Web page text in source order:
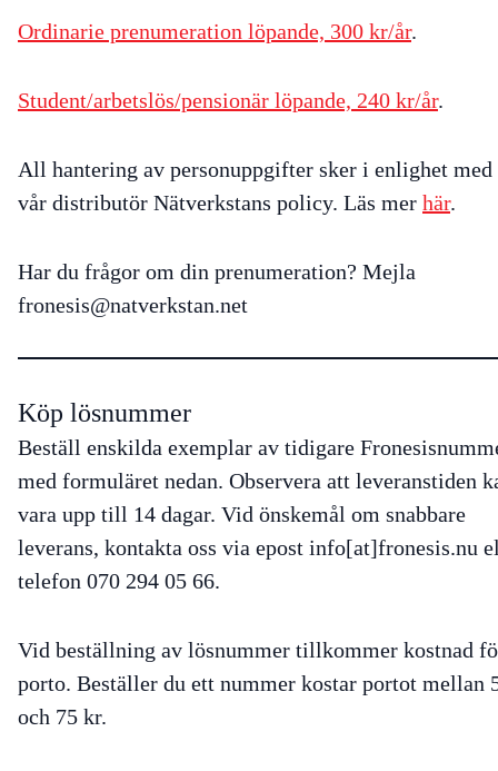
Ordinarie prenumeration löpande, 300 kr/år.
Student/arbetslös/pensionär löpande, 240 kr/år.
All hantering av personuppgifter sker i enlighet med
vår distributör Nätverkstans policy. Läs mer här.
Har du frågor om din prenumeration? Mejla
fronesis@natverkstan.net
Köp lösnummer
Beställ enskilda exemplar av tidigare
med formuläret nedan. Observera att leveranstiden
vara upp till 14 dagar. Vid önskemål om snabbare
leverans, kontakta oss via epost info[at]fronesis.nu
telefon 070 294 05 66.
Vid beställning av lösnummer tillkommer kostnad
porto. Beställer du ett nummer kostar portot mellan
och 75 kr.